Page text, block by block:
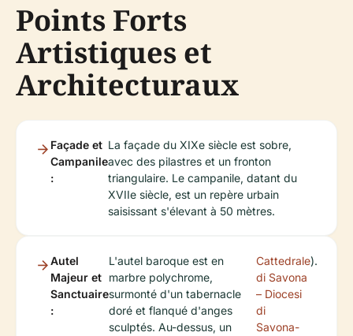
Points Forts
Artistiques et
Architecturaux
Façade et
Campanile
:
La façade du XIXe siècle est sobre,
avec des pilastres et un fronton
triangulaire. Le campanile, datant du
XVIIe siècle, est un repère urbain
saisissant s'élevant à 50 mètres.
Autel
Majeur et
Sanctuaire
:
L'autel baroque est en
marbre polychrome,
surmonté d'un tabernacle
doré et flanqué d'anges
sculptés. Au-dessus, un
Cattedrale
di Savona
– Diocesi
di
Savona-
).